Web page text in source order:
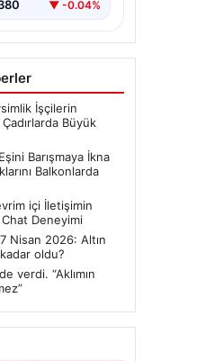
▼ -0.04%
İşçilerin
Büyük
Barışmaya İkna
Balkonlarda
içi İletişimin
Deneyimi
Nisan 2026: Altın
oldu?
verdi. “Aklımın